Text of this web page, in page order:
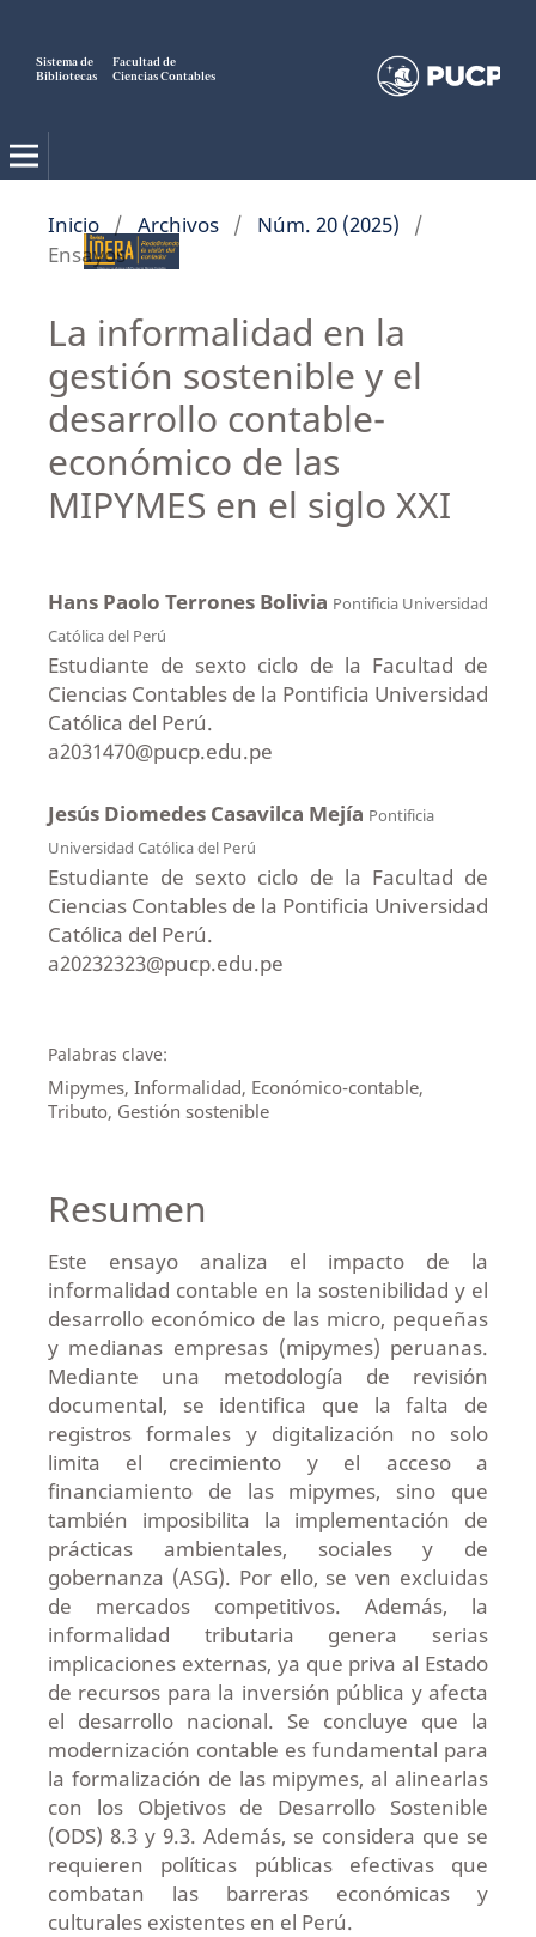
Sistema de
Bibliotecas
Facultad de
Ciencias Contables
Inicio / Archivos / Núm. 20 (2025)
/
Ensayos
La informalidad en la
gestión sostenible y el
desarrollo contable-
económico de las
MIPYMES en el siglo XXI
Hans Paolo Terrones Bolivia Pontificia Universidad
Católica del Perú
Estudiante de sexto ciclo de la Facultad de
Ciencias Contables de la Pontificia Universidad
Católica del Perú.
a2031470@pucp.edu.pe
Jesús Diomedes Casavilca Mejía Pontificia
Universidad Católica del Perú
Estudiante de sexto ciclo de la Facultad de
Ciencias Contables de la Pontificia Universidad
Católica del Perú.
a20232323@pucp.edu.pe
Palabras clave:
Mipymes, Informalidad, Económico-contable,
Tributo, Gestión sostenible
Resumen
Este ensayo analiza el impacto de la
informalidad contable en la sostenibilidad y el
desarrollo económico de las micro, pequeñas
y medianas empresas (mipymes) peruanas.
Mediante una metodología de revisión
documental, se identifica que la falta de
registros formales y digitalización no solo
limita el crecimiento y el acceso a
financiamiento de las mipymes, sino que
también imposibilita la implementación de
prácticas ambientales, sociales y de
gobernanza (ASG). Por ello, se ven excluidas
de mercados competitivos. Además, la
informalidad tributaria genera serias
implicaciones externas, ya que priva al Estado
de recursos para la inversión pública y afecta
el desarrollo nacional. Se concluye que la
modernización contable es fundamental para
la formalización de las mipymes, al alinearlas
con los Objetivos de Desarrollo Sostenible
(ODS) 8.3 y 9.3. Además, se considera que se
requieren políticas públicas efectivas que
combatan las barreras económicas y
culturales existentes en el Perú.